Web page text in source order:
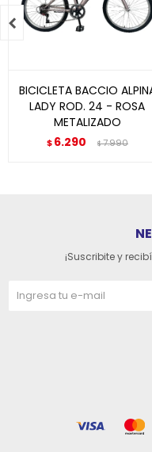
BICICLETA BACCIO
LADY ROD. 24 - ROSA
METALIZADO
$ 6.290 $7.990

¡Suscribite y